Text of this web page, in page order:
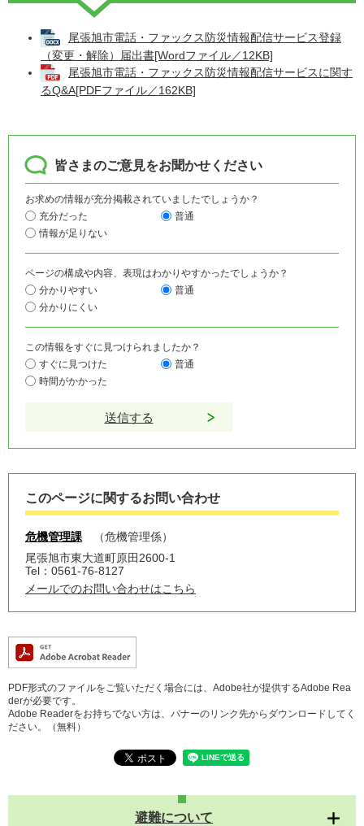
尾張旭市電話・ファックス防災情報配信サービス登録
（変更・解除）届出書[Wordファイル／12KB]
尾張旭市電話・ファックス防災情報配信サービスに関す
るQ&A[PDFファイル／162KB]
皆さまのご意見をお聞かせください
お求めの情報が充分掲載されていましたでしょうか？
充分だった
普通
情報が足りない
ページの構成や内容、表現はわかりやすかったでしょうか？
分かりやすい
普通
分かりにくい
この情報をすぐに見つけられましたか？
すぐに見つけた
普通
時間がかかった
このページに関するお問い合わせ
危機管理課
危機管理係
尾張旭市東大道町原田2600-1
Tel：0561-76-8127
メールでのお問い合わせはこちら
PDF形式のファイルをご覧いただく場合には、Adobe社が提供するAdobe Rea
derが必要です。
Adobe Readerをお持ちでない方は、バナーのリンク先からダウンロードしてく
ださい。（無料）
避難について